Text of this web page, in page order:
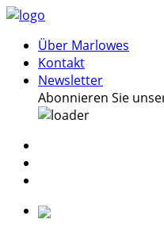
Über Marlowes
Kontakt
Newsletter
Abonnieren Sie